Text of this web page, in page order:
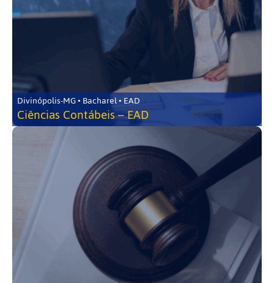
Divinópolis-MG • Bacharel • EAD
Ciências Contábeis – EAD